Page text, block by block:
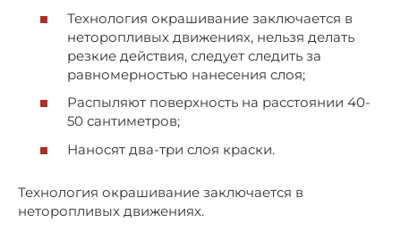
Технология окрашивание заключается в
неторопливых движениях, нельзя делать
резкие действия, следует следить за
равномерностью нанесения слоя;
Распыляют поверхность на расстоянии 40-
50 сантиметров;
Наносят два-три слоя краски.
Технология окрашивание заключается в
неторопливых движениях.